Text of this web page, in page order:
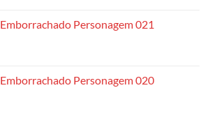
R$ 8,99Personagem 021
Personagem 020